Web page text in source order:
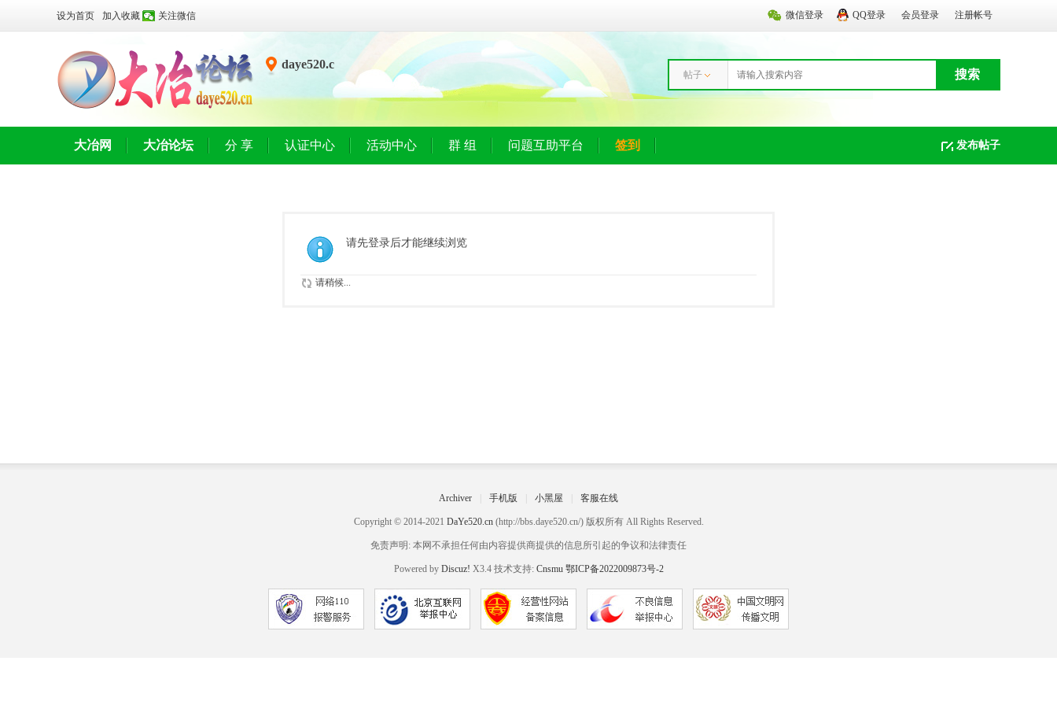
微信登录 QQ登录 会员登录 注册帐号
设为首页 加入收藏 关注微信
daye520.c
帖子 搜索
发布帖子
大冶网 大冶论坛 分 享 认证中心 活动中心 群 组 问题互助平台 签到
请先登录后才能继续浏览
请稍候...
Archiver 手机版 小黑屋 客服在线
Copyright © 2014-2021 DaYe520.cn(http://bbs.daye520.cn/) 版权所有 All Rights Reserved.
免责声明: 本网不承担任何由内容提供商提供的信息所引起的争议和法律责任
Powered by Discuz! X3.4 技术支持: Cnsmu 鄂ICP备2022009873号-2